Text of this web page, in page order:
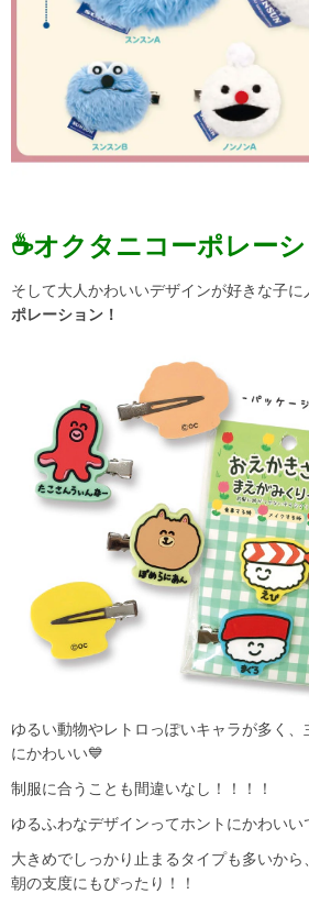
☕オクタニコーポレー
そして大人かわいいデザインが好きな子に
ポレーション！
ゆるい動物やレトロっぽいキャラが多く
にかわいい💙
制服に合うことも間違いなし！！！！
ゆるふわなデザインってホントにかわいい
大きめでしっかり止まるタイプも多いか
朝の支度にもぴったり！！